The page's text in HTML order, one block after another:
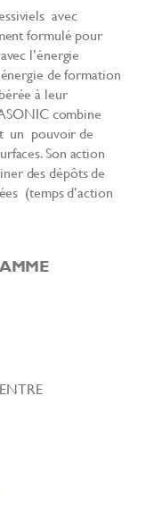
avec
formulé pour
l’énergie
de formation
à leur
combine
un pouvoir de
Son action
des dépôts de
(temps d’action